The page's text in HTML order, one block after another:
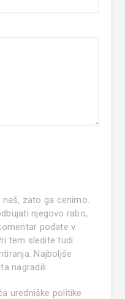
zato ga cenimo.
njegovo rabo,
podate v
tem sledite tudi
Najboljše
nagradili.
uredniške politike